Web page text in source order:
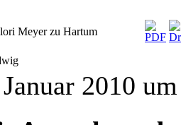
Meyer zu Hartum
2010